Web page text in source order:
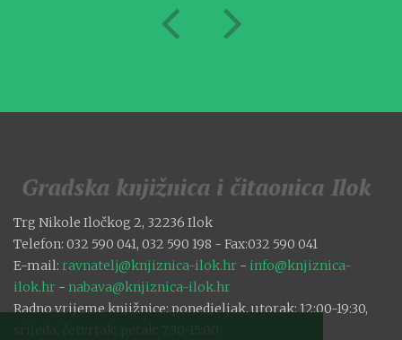
Trg Nikole Iločkog 2, 32236 Ilok
Telefon: 032 590 041, 032 590 198 - Fax:032 590 041
E-mail: ravnatelj@knjiznica-ilok.hr - info@knjiznica-
ilok.hr - nabava@knjiznica-ilok.hr
Radno vrijeme knjižnice: ponedjeljak, utorak: 12:00-19:30,